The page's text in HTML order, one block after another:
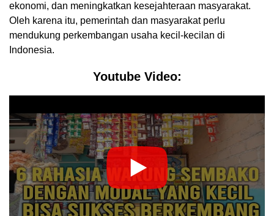
ekonomi, dan meningkatkan kesejahteraan masyarakat.
Oleh karena itu, pemerintah dan masyarakat perlu
mendukung perkembangan usaha kecil-kecilan di
Indonesia.
Youtube Video: